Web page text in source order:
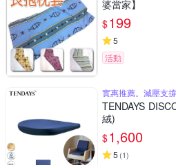
婆當家】
$199
5
活動
實惠推薦。減壓支
TENDAYS
絨)
$1,600
5 (1)